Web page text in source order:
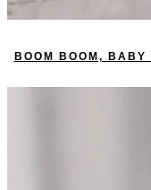
BOOM BOOM,